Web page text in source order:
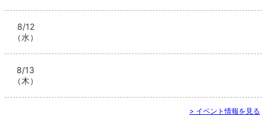
8/12
（水）
8/13
（木）
> イベント情報を見る